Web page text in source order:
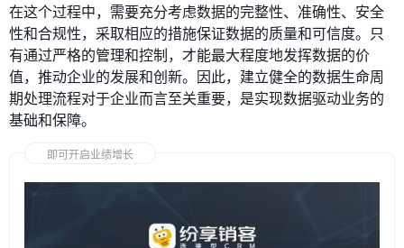
在这个过程中，需要充分考虑数据的完整性、准确性、安全
性和合规性，采取相应的措施保证数据的质量和可信度。只
有通过严格的管理和控制，才能最大程度地发挥数据的价
值，推动企业的发展和创新。因此，建立健全的数据生命周
期处理流程对于企业而言至关重要，是实现数据驱动业务的
基础和保障。
即可开启业绩增长